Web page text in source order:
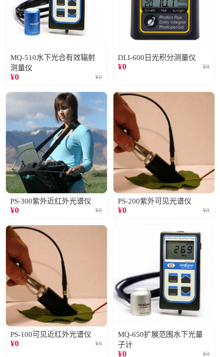
MQ-510水下光合有效辐射
测量仪
¥0 ¥0
DLI-600日光积分测量仪
¥0 ¥0
PS-300紫外近红外光谱仪
¥0 ¥0
PS-200紫外可见光谱仪
¥0 ¥0
PS-100可见近红外光谱仪
¥0 ¥0
MQ-650扩展范围水下光量
子计
¥0 ¥0